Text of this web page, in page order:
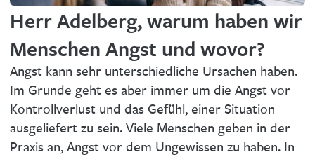
Herr Adelberg, warum haben wir
Menschen Angst und wovor?
Angst kann sehr unterschiedliche Ursachen haben.
Im Grunde geht es aber immer um die Angst vor
Kontrollverlust und das Gefühl, einer Situation
ausgeliefert zu sein. Viele Menschen geben in der
Praxis an, Angst vor dem Ungewissen zu haben. In